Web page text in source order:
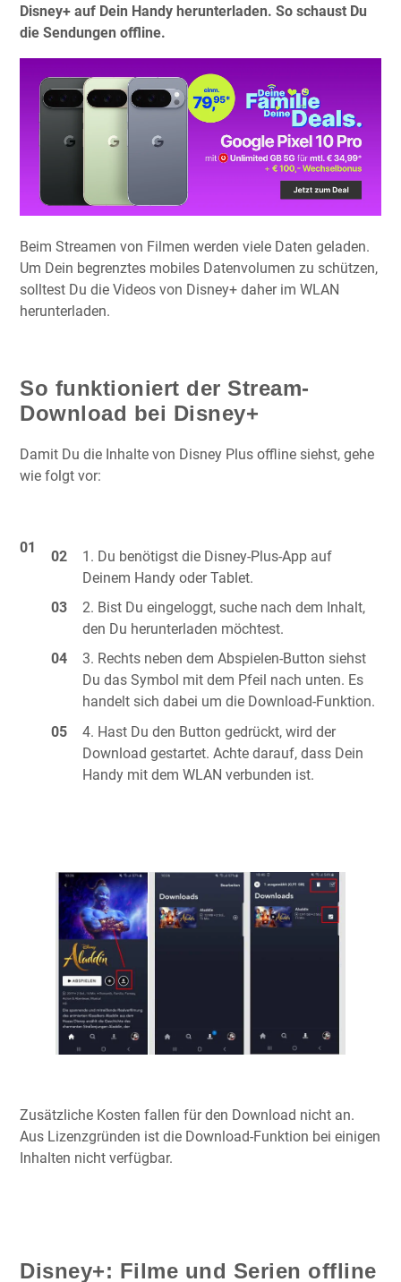
Disney+ auf Dein Handy herunterladen. So schaust Du
die Sendungen offline.
Beim Streamen von Filmen werden viele Daten geladen.
Um Dein begrenztes mobiles Datenvolumen zu schützen,
solltest Du die Videos von Disney+ daher im WLAN
herunterladen.
So funktioniert der Stream-
Download bei Disney+
Damit Du die Inhalte von Disney Plus offline siehst, gehe
wie folgt vor:
Du benötigst die Disney-Plus-App auf
Deinem Handy oder Tablet.
Bist Du eingeloggt, suche nach dem Inhalt,
den Du herunterladen möchtest.
Rechts neben dem Abspielen-Button siehst
Du das Symbol mit dem Pfeil nach unten. Es
handelt sich dabei um die Download-Funktion.
Hast Du den Button gedrückt, wird der
Download gestartet. Achte darauf, dass Dein
Handy mit dem WLAN verbunden ist.
Zusätzliche Kosten fallen für den Download nicht an.
Aus Lizenzgründen ist die Download-Funktion bei einigen
Inhalten nicht verfügbar.
Disney+: Filme und Serien offline